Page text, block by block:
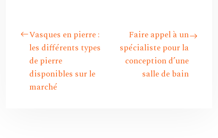
Vasques en pierre :
les différents types
de pierre
disponibles sur le
marché
Faire appel à un
spécialiste pour la
conception d’une
salle de bain